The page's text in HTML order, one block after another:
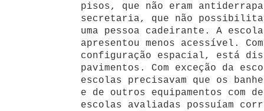
pisos, que não eram
secretaria, que não
uma pessoa cadeirante. A
apresentou menos acessível.
configuração espacial, está
pavimentos. Com exceção da
escolas precisavam que os
e de outros equipamentos com
escolas avaliadas possuíam